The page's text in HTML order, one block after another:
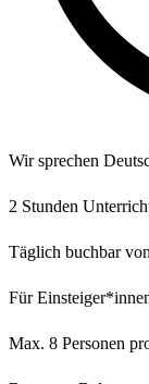
Wir sprechen
2 Stunden
Täglich buchbar
Für
Max. 8 Personen